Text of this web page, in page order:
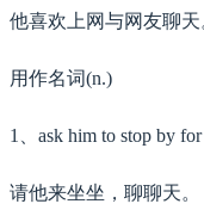
他喜欢上网与网友聊天
用作名词(n.)
1、ask him to stop by for
请他来坐坐，聊聊天。